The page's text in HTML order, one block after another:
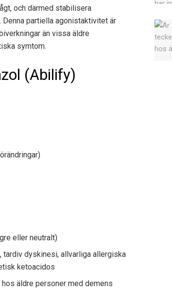
och därmed stabilisera
Denna partiella agonistaktivitet är
än vissa äldre
symtom.
(Abilify)
eller neutralt)
dyskinesi, allvarliga allergiska
ketoacidos
äldre personer med demens